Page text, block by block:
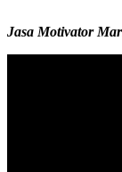
Jasa Motivator